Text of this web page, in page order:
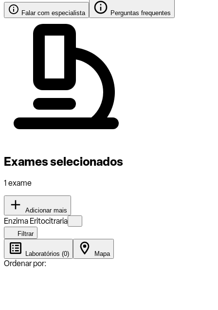
Falar com especialista Perguntas frequentes
Exames selecionados
1 exame
Adicionar mais
Enzima Eritocitraria
Filtrar
Laboratórios (0) Mapa
Ordenar por: